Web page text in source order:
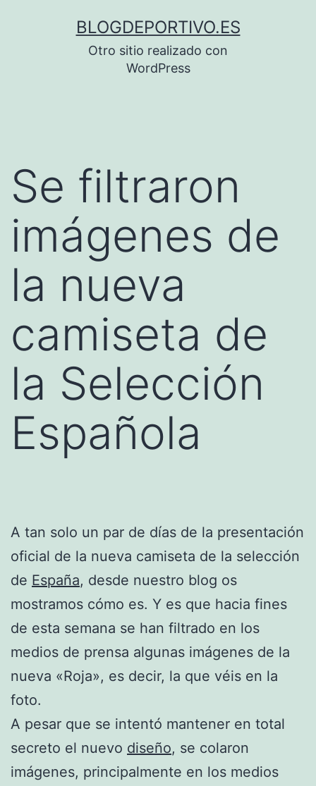
BLOGDEPORTIVO.ES
Otro sitio realizado con
WordPress
Se filtraron
imágenes de
la nueva
camiseta de
la Selección
Española
A tan solo un par de días de la presentación
oficial de la nueva camiseta de la selección
de España, desde nuestro blog os
mostramos cómo es. Y es que hacia fines
de esta semana se han filtrado en los
medios de prensa algunas imágenes de la
nueva «Roja», es decir, la que véis en la
foto.
A pesar que se intentó mantener en total
secreto el nuevo diseño, se colaron
imágenes, principalmente en los medios